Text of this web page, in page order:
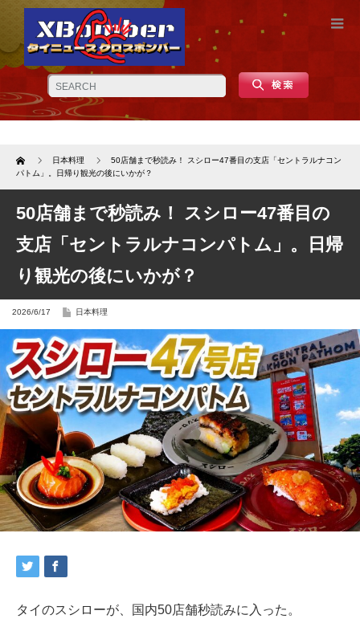
Home 日本料理
50店舗まで秒読み！ スシロー47番目の支店「セントラルナコン
パトム」。日帰り観光の後にいかが？
50店舗まで秒読み！ スシロー47番目の
支店「セントラルナコンパトム」。日帰
り観光の後にいかが？
2026/6/17 日本料理
タイのスシローが、国内50店舗秒読みに入った。